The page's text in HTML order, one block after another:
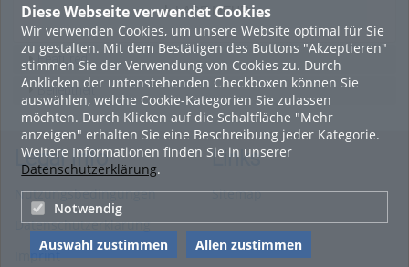
Diese Webseite verwendet Cookies
Wir verwenden Cookies, um unsere Website optimal für Sie
zu gestalten. Mit dem Bestätigen des Buttons "Akzeptieren"
stimmen Sie der Verwendung von Cookies zu. Durch
Anklicken der untenstehenden Checkboxen können Sie
auswählen, welche Cookie-Kategorien Sie zulassen
möchten. Durch Klicken auf die Schaltfläche "Mehr
anzeigen" erhalten Sie eine Beschreibung jeder Kategorie.
Weitere Informationen finden Sie in unserer
Datenschutzerklärung.
Notwendig
Auswahl zustimmen Allen zustimmen
LADE MEHR
Featured
Beliebtheit
Legal Info
Nutzungsbedingungen
Datenschutzerklärung
Imprint
Links
Sitemap